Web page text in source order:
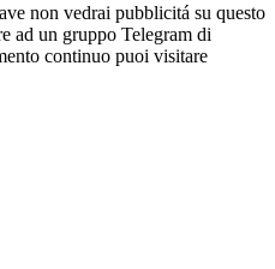
non vedrai pubblicitá su questo
ad un gruppo Telegram di
continuo puoi visitare